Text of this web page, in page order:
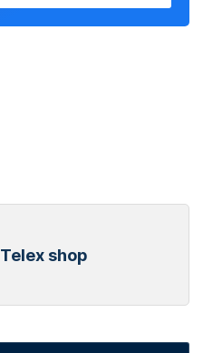
Telex shop